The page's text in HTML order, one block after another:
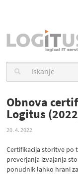
Obnova
Logitus
20. 4. 2022
Certifikacija storitve po
preverjanja izvajanja
ponudnik lahko hrani